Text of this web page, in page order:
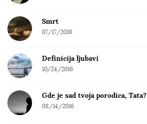
r
Smrt
07/17/2019
Definicija ljubavi
10/24/2016
Gde je sad tvoja porodica, Tata?
08/14/2016